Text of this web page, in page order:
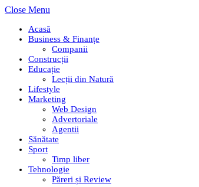
Close Menu
Acasă
Business & Finanțe
Companii
Construcții
Educație
Lecții din Natură
Lifestyle
Marketing
Web Design
Advertoriale
Agentii
Sănătate
Sport
Timp liber
Tehnologie
Păreri și Review